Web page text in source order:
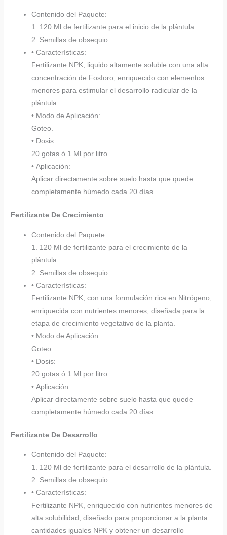
Contenido del Paquete:
1. 120 Ml de fertilizante para el inicio de la plántula.
2. Semillas de obsequio.
• Características:
Fertilizante NPK, liquido altamente soluble con una alta
concentración de Fosforo, enriquecido con elementos
menores para estimular el desarrollo radicular de la
plántula.
• Modo de Aplicación:
Goteo.
• Dosis:
20 gotas ó 1 Ml por litro.
• Aplicación:
Aplicar directamente sobre suelo hasta que quede
completamente húmedo cada 20 días.
Fertilizante De Crecimiento
Contenido del Paquete:
1. 120 Ml de fertilizante para el crecimiento de la
plántula.
2. Semillas de obsequio.
• Características:
Fertilizante NPK, con una formulación rica en Nitrógeno,
enriquecida con nutrientes menores, diseñada para la
etapa de crecimiento vegetativo de la planta.
• Modo de Aplicación:
Goteo.
• Dosis:
20 gotas ó 1 Ml por litro.
• Aplicación:
Aplicar directamente sobre suelo hasta que quede
completamente húmedo cada 20 días.
Fertilizante De Desarrollo
Contenido del Paquete:
1. 120 Ml de fertilizante para el desarrollo de la plántula.
2. Semillas de obsequio.
• Características:
Fertilizante NPK, enriquecido con nutrientes menores de
alta solubilidad, diseñado para proporcionar a la planta
cantidades iguales NPK y obtener un desarrollo